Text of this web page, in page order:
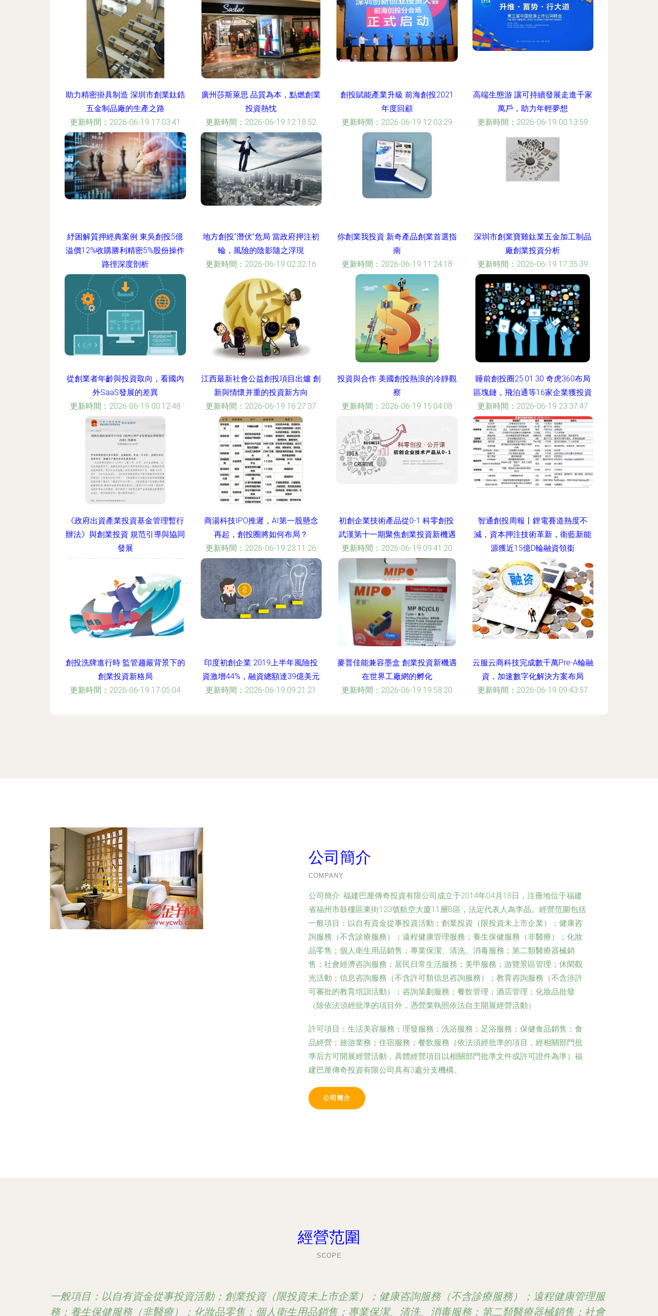
助力精密掛具制造 深圳市創業鈦鋯
五金制品廠的生產之路
更新時間：2026-06-19 17:03:41
廣州莎斯萊思 品質為本，點燃創業
投資熱忱
更新時間：2026-06-19 12:18:52
創投賦能產業升級 前海創投2021
年度回顧
更新時間：2026-06-19 12:03:29
高端生態游 讓可持續發展走進千家
萬戶，助力年輕夢想
更新時間：2026-06-19 00:13:59
紓困解質押經典案例 東吳創投5億
溢價12%收購勝利精密5%股份操作
路徑深度剖析
更新時間：2026-06-19 17:50:12
地方創投“潛伏”危局 當政府押注初
輪，風險的陰影隨之浮現
更新時間：2026-06-19 02:32:16
你創業我投資 新奇產品創業首選指
南
更新時間：2026-06-19 11:24:18
深圳市創業寶雞鈦業五金加工制品
廠創業投資分析
更新時間：2026-06-19 17:35:39
從創業者年齡與投資取向，看國內
外SaaS發展的差異
更新時間：2026-06-19 00:12:48
江西最新社會公益創投項目出爐 創
新與情懷并重的投資新方向
更新時間：2026-06-19 16:27:37
投資與合作 美國創投熱浪的冷靜觀
察
更新時間：2026-06-19 15:04:08
睡前創投圈25.01.30 奇虎360布局
區塊鏈，飛泊通等16家企業獲投資
更新時間：2026-06-19 23:37:47
《政府出資產業投資基金管理暫行
辦法》與創業投資 規范引導與協同
發展
更新時間：2026-06-19 02:03:00
商湯科技IPO推遲，AI第一股懸念
再起，創投圈將如何布局？
更新時間：2026-06-19 23:11:26
初創企業技術產品從0-1 科零創投·
武漢第十一期聚焦創業投資新機遇
更新時間：2026-06-19 09:41:20
智通創投周報丨鋰電賽道熱度不
減，資本押注技術革新，衛藍新能
源獲近15億D輪融資領銜
更新時間：2026-06-19 05:49:08
創投洗牌進行時 監管趨嚴背景下的
創業投資新格局
更新時間：2026-06-19 17:05:04
印度初創企業 2019上半年風險投
資激增44%，融資總額達39億美元
更新時間：2026-06-19 09:21:21
麥普佳能兼容墨盒 創業投資新機遇
在世界工廠網的孵化
更新時間：2026-06-19 19:58:20
云服云商科技完成數千萬Pre-A輪融
資，加速數字化解決方案布局
更新時間：2026-06-19 09:43:57
公司簡介
COMPANY
公司簡介: 福建巴厘傳奇投資有限公司成立于2014年04月18日，注冊地位于福建
省福州市鼓樓區東街123號航空大廈11層B區，法定代表人為李晶。經營范圍包括
一般項目：以自有資金從事投資活動；創業投資（限投資未上市企業）；健康咨
詢服務（不含診療服務）；遠程健康管理服務；養生保健服務（非醫療）；化妝
品零售；個人衛生用品銷售；專業保潔、清洗、消毒服務；第二類醫療器械銷
售；社會經濟咨詢服務；居民日常生活服務；美甲服務；游覽景區管理；休閑觀
光活動；信息咨詢服務（不含許可類信息咨詢服務）；教育咨詢服務（不含涉許
可審批的教育培訓活動）；咨詢策劃服務；餐飲管理；酒店管理；化妝品批發
（除依法須經批準的項目外，憑營業執照依法自主開展經營活動）
許可項目：生活美容服務；理發服務；洗浴服務；足浴服務；保健食品銷售；食
品經營；旅游業務；住宿服務；餐飲服務（依法須經批準的項目，經相關部門批
準后方可開展經營活動，具體經營項目以相關部門批準文件或許可證件為準）福
建巴厘傳奇投資有限公司具有3處分支機構。
公司簡介
經營范圍
SCOPE
一般項目：以自有資金從事投資活動；創業投資（限投資未上市企業）；健康咨詢服務（不含診療服務）；遠程健康管理服
務；養生保健服務（非醫療）；化妝品零售；個人衛生用品銷售；專業保潔、清洗、消毒服務；第二類醫療器械銷售；社會